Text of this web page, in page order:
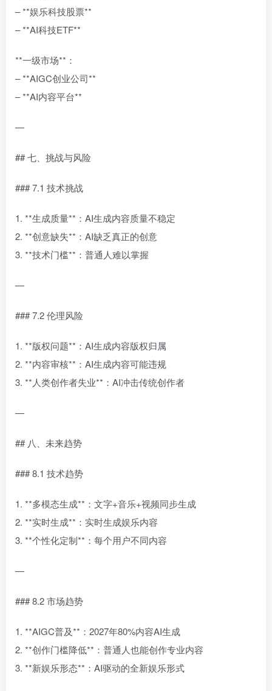
– **娱乐科技股票**
– **AI科技ETF**
**一级市场**：
– **AIGC创业公司**
– **AI内容平台**
—
## 七、挑战与风险
### 7.1 技术挑战
1. **生成质量**：AI生成内容质量不稳定
2. **创意缺失**：AI缺乏真正的创意
3. **技术门槛**：普通人难以掌握
—
### 7.2 伦理风险
1. **版权问题**：AI生成内容版权归属
2. **内容审核**：AI生成内容可能违规
3. **人类创作者失业**：AI冲击传统创作者
—
## 八、未来趋势
### 8.1 技术趋势
1. **多模态生成**：文字+音乐+视频同步生成
2. **实时生成**：实时生成娱乐内容
3. **个性化定制**：每个用户不同内容
—
### 8.2 市场趋势
1. **AIGC普及**：2027年80%内容AI生成
2. **创作门槛降低**：普通人也能创作专业内容
3. **新娱乐形态**：AI驱动的全新娱乐形式